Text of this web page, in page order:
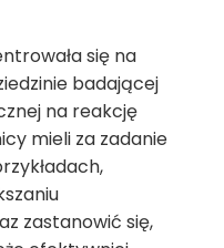
się na
badającej
na reakcję
mieli za zadanie
zastanowić się,